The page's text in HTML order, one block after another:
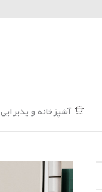
آشپزخانه و پذیرایی